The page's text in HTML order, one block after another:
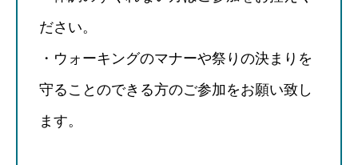
ださい。
・ウォーキングのマナーや祭りの決まりを
守ることのできる方のご参加をお願い致し
ます。